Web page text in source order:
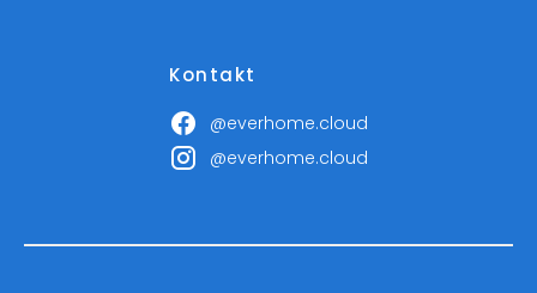
Kontakt
@everhome.cloud
@everhome.cloud